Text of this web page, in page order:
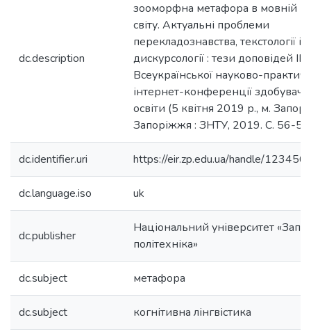
dc.description
зооморфна метафора в мовній
світу. Актуальні проблеми
перекладознавства, текстології і
дискурсології : тези доповідей ІІ
Всеукраїнської науково-
інтернет-конференції
освіти (5 квітня 2019 р., м.
Запоріжжя : ЗНТУ, 2019. С. 56-57.
dc.identifier.uri https://eir.zp.edu.ua/handle/
dc.language.iso uk
dc.publisher
Національний університет
політехніка»
dc.subject метафора
dc.subject когнітивна лінгвістика